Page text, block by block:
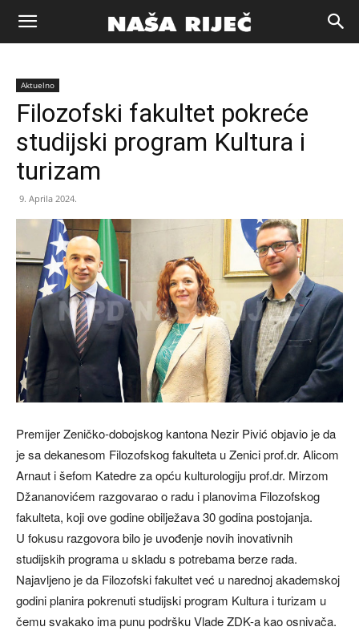
Naša
riječ
Zenica
Aktuelno
Filozofski fakultet pokreće
studijski program Kultura i
turizam
9. Aprila 2024.
Premijer Zeničko-dobojskog kantona Nezir Pivić objavio je da
je sa dekanesom Filozofskog fakulteta u Zenici prof.dr. Alicom
Arnaut i šefom Katedre za opću kulturologiju prof.dr. Mirzom
Džananovićem razgovarao o radu i planovima Filozofskog
fakulteta, koji ove godine obilježava 30 godina postojanja.
U fokusu razgovora bilo je uvođenje novih inovativnih
studijskih programa u skladu s potrebama berze rada.
Najavljeno je da Filozofski fakultet već u narednoj akademskoj
godini planira pokrenuti studijski program Kultura i turizam u
čemu svakako ima punu podršku Vlade ZDK-a kao osnivača.